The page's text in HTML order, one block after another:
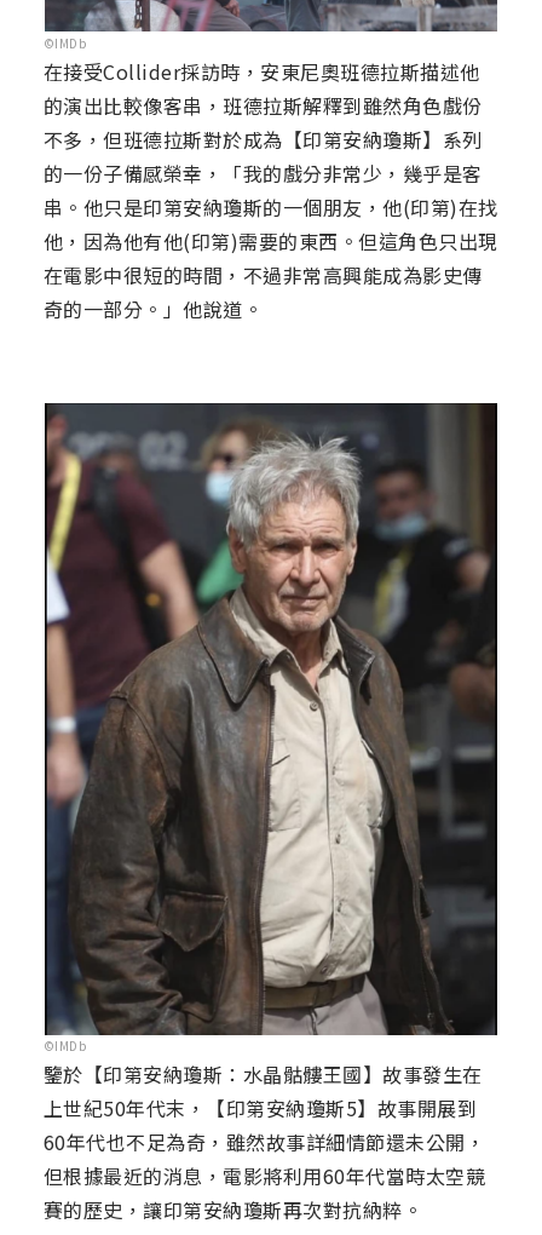
©IMDb
在接受Collider採訪時，安東尼奧班德拉斯描述他
的演出比較像客串，班德拉斯解釋到雖然角色戲份
不多，但班德拉斯對於成為【印第安納瓊斯】系列
的一份子備感榮幸，「我的戲分非常少，幾乎是客
串。他只是印第安納瓊斯的一個朋友，他(印第)在找
他，因為他有他(印第)需要的東西。但這角色只出現
在電影中很短的時間，不過非常高興能成為影史傳
奇的一部分。」他說道。
©IMDb
鑒於【印第安納瓊斯：水晶骷髏王國】故事發生在
上世紀50年代末，【印第安納瓊斯5】故事開展到
60年代也不足為奇，雖然故事詳細情節還未公開，
但根據最近的消息，電影將利用60年代當時太空競
賽的歷史，讓印第安納瓊斯再次對抗納粹。